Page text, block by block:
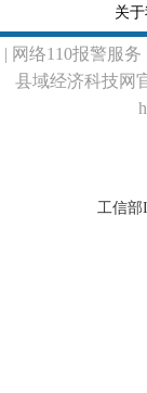
关
| 网络110报警服
县域经济科技网
工信部